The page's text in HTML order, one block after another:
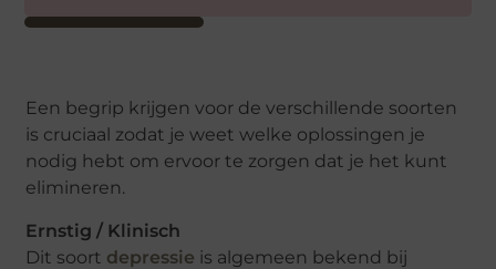
Een begrip krijgen voor de verschillende soorten
is cruciaal zodat je weet welke oplossingen je
nodig hebt om ervoor te zorgen dat je het kunt
elimineren.
Ernstig / Klinisch
Dit soort depressie is algemeen bekend bij